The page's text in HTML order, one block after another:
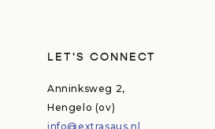
Anninksweg 2,
Hengelo (ov)
info@extrasaus.nl
LET'S CONNECT